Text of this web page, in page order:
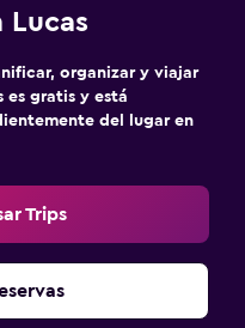
Lucas
organizar y viajar
es gratis y está
del lugar en
Trips